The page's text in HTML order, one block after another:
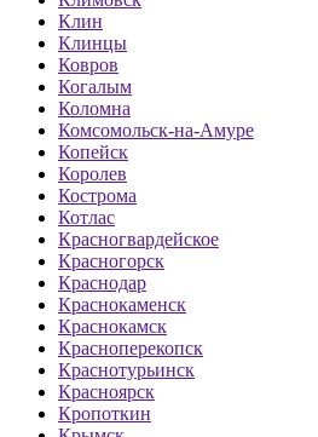
Клин
Клинцы
Ковров
Когалым
Коломна
Комсомольск-на-Амуре
Копейск
Королев
Кострома
Котлас
Красногвардейское
Красногорск
Краснодар
Краснокаменск
Краснокамск
Красноперекопск
Краснотурьинск
Красноярск
Кропоткин